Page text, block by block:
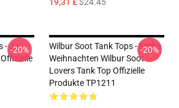
- Ja.
-20%
Wilbur Soot Tank Tops - Frohe
Weihnachten Wilbur Soot
Lovers Tank Top Offizielle
Produkte TP1211
-20%